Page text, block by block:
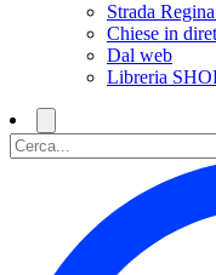
Strada
Chiese in
Dal web
Libreria